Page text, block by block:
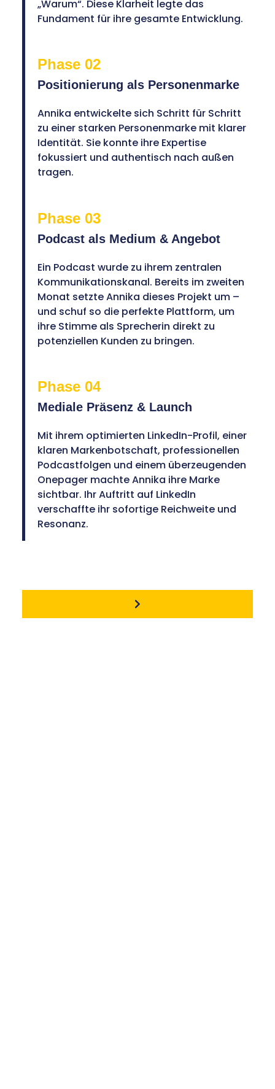
„Warum“. Diese Klarheit legte das
Fundament für ihre gesamte Entwicklung.
Phase 02
Positionierung als Personenmarke
Annika entwickelte sich Schritt für Schritt
zu einer starken Personenmarke mit klarer
Identität. Sie konnte ihre Expertise
fokussiert und authentisch nach außen
tragen.
Phase 03
Podcast als Medium & Angebot
Ein Podcast wurde zu ihrem zentralen
Kommunikationskanal. Bereits im zweiten
Monat setzte Annika dieses Projekt um –
und schuf so die perfekte Plattform, um
ihre Stimme als Sprecherin direkt zu
potenziellen Kunden zu bringen.
Phase 04
Mediale Präsenz & Launch
Mit ihrem optimierten LinkedIn-Profil, einer
klaren Markenbotschaft, professionellen
Podcastfolgen und einem überzeugenden
Onepager machte Annika ihre Marke
sichtbar. Ihr Auftritt auf LinkedIn
verschaffte ihr sofortige Reichweite und
Resonanz.